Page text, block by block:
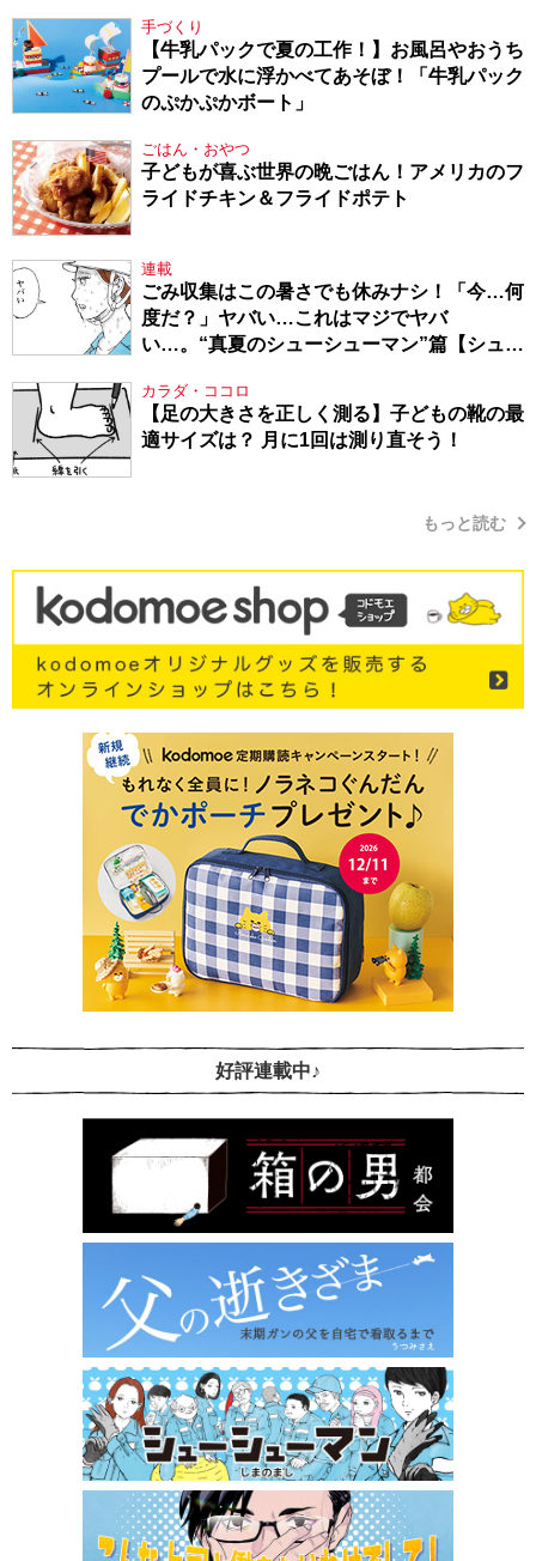
手づくり
【牛乳パックで夏の工作！】お風呂やおうち
プールで水に浮かべてあそぼ！「牛乳パック
のぷかぷかボート」
ごはん・おやつ
子どもが喜ぶ世界の晩ごはん！アメリカのフ
ライドチキン＆フライドポテト
連載
ごみ収集はこの暑さでも休みナシ！「今…何
度だ？」ヤバい…これはマジでヤバ
い…。“真夏のシューシューマン”篇【シュー
カラダ・ココロ
【足の大きさを正しく測る】子どもの靴の最
適サイズは？ 月に1回は測り直そう！
もっと読む
好評連載中♪